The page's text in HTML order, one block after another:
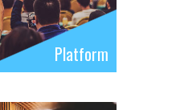
Platform